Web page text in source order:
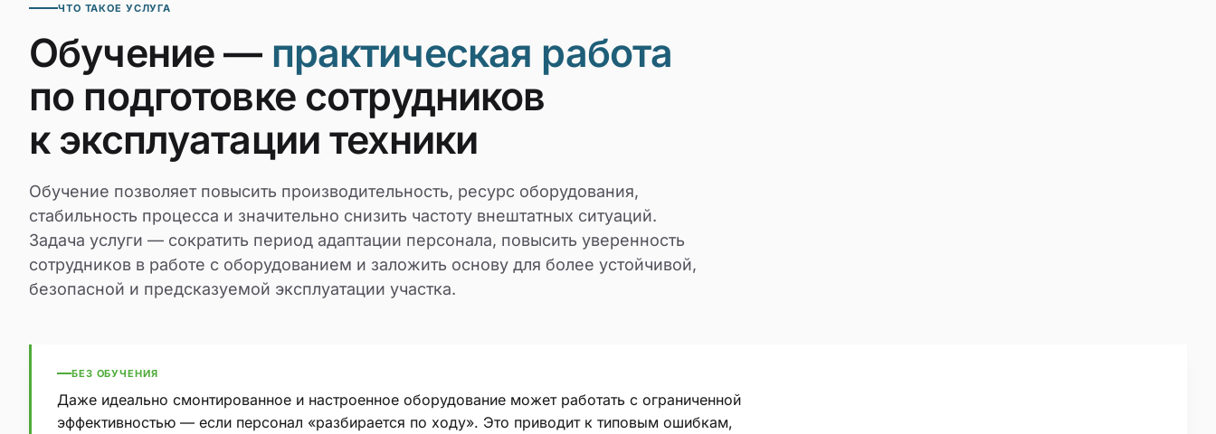
ЧТО ТАКОЕ УСЛУГА
Обучение — практическая работа
по подготовке сотрудников
к эксплуатации техники
Обучение позволяет повысить производительность, ресурс оборудования,
стабильность процесса и значительно снизить частоту внештатных ситуаций.
Задача услуги — сократить период адаптации персонала, повысить уверенность
сотрудников в работе с оборудованием и заложить основу для более устойчивой,
безопасной и предсказуемой эксплуатации участка.
БЕЗ ОБУЧЕНИЯ
Даже идеально смонтированное и настроенное оборудование может работать с ограниченной
эффективностью — если персонал «разбирается по ходу». Это приводит к типовым ошибкам,